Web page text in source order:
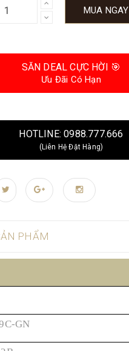
MUA NGAY
SĂN DEAL CỰC HỜI 🎯
Ưu Đãi Có Hạn
HOTLINE: 0988.777.666
(Liên Hệ Đặt Hàng)
PHẨM
GN